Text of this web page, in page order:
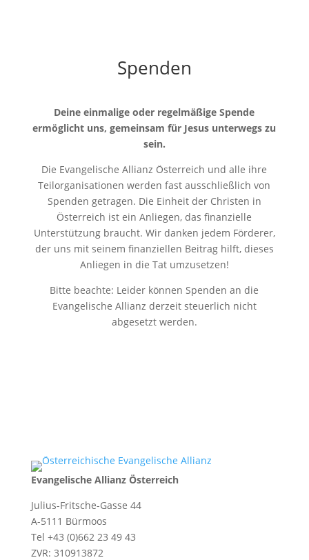
Spenden
Deine einmalige oder regelmäßige Spende
ermöglicht uns, gemeinsam für Jesus unterwegs zu
sein.
Die Evangelische Allianz Österreich und alle ihre
Teilorganisationen werden fast ausschließlich von
Spenden getragen. Die Einheit der Christen in
Österreich ist ein Anliegen, das finanzielle
Unterstützung braucht. Wir danken jedem Förderer,
der uns mit seinem finanziellen Beitrag hilft, dieses
Anliegen in die Tat umzusetzen!
Bitte beachte: Leider können Spenden an die
Evangelische Allianz derzeit steuerlich nicht
abgesetzt werden.
Evangelische Allianz Österreich
Julius-Fritsche-Gasse 44
A-5111 Bürmoos
Tel +43 (0)662 23 49 43
ZVR: 310913872